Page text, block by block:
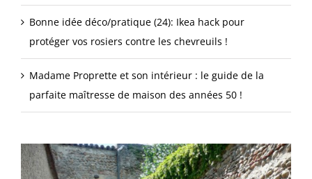
Bonne idée déco/pratique (24): Ikea hack pour
protéger vos rosiers contre les chevreuils !
Madame Proprette et son intérieur : le guide de la
parfaite maîtresse de maison des années 50 !